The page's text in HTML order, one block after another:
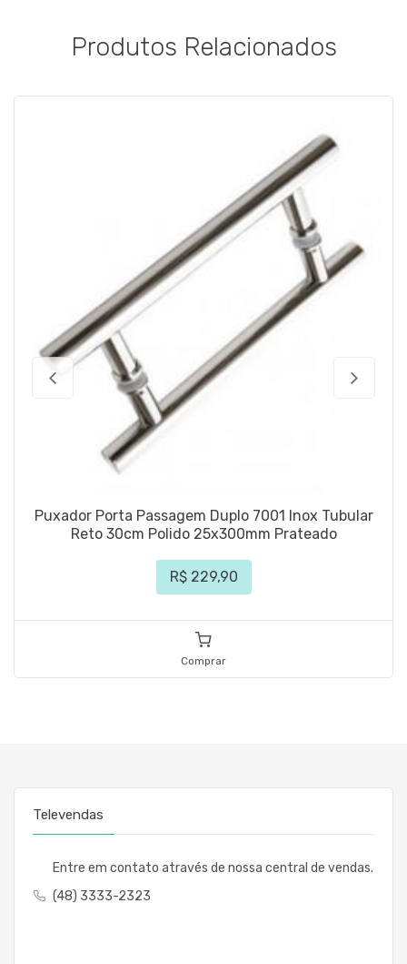
Produtos Relacionados
Puxador Porta Passagem Duplo 7001 Inox Tubular
Reto 30cm Polido 25x300mm Prateado
R$ 229,90
Comprar
Televendas
Entre em contato através de nossa central de vendas.
(48) 3333-2323